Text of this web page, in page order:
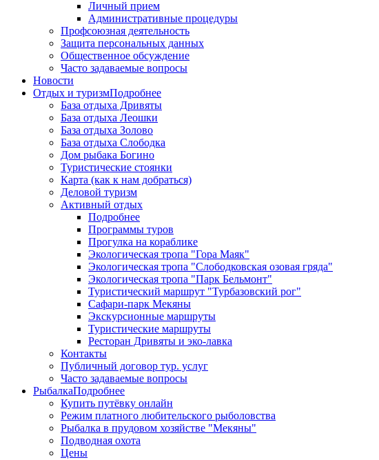
Личный прием
Административные процедуры
Профсоюзная деятельность
Защита персональных данных
Общественное обсуждение
Часто задаваемые вопросы
Новости
Отдых и туризмПодробнее
База отдыха Дривяты
База отдыха Леошки
База отдыха Золово
База отдыха Слободка
Дом рыбака Богино
Туристические стоянки
Карта (как к нам добраться)
Деловой туризм
Активный отдых
Подробнее
Программы туров
Прогулка на кораблике
Экологическая тропа "Гора Маяк"
Экологическая тропа "Слободковская озовая гряда"
Экологическая тропа "Парк Бельмонт"
Туристический маршрут "Турбазовский рог"
Сафари-парк Мекяны
Экскурсионные маршруты
Туристические маршруты
Ресторан Дривяты и эко-лавка
Контакты
Публичный договор тур. услуг
Часто задаваемые вопросы
РыбалкаПодробнее
Купить путёвку онлайн
Режим платного любительского рыболовства
Рыбалка в прудовом хозяйстве "Мекяны"
Подводная охота
Цены